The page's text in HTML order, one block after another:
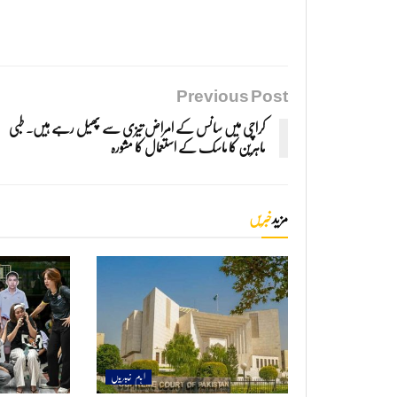
Previous Post
کراچی میں سانس کے امراض تیزی سے پھیل رہے ہیں. طبی
ماہرین کا ماسک کے استعمال کا مشورہ
مزیدخبریں
اہم خبریں